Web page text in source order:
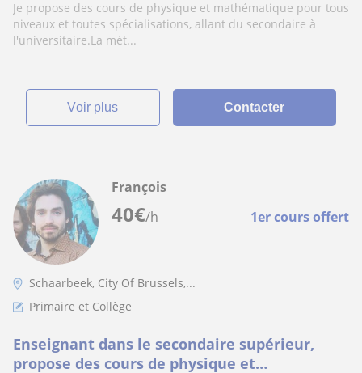
l'universitaire)
Je propose des cours de physique et mathématique pour tous
niveaux et toutes spécialisations, allant du secondaire à
l'universitaire.La mét...
voir plus Contacter
40€/h 1er cours offert
François
Schaarbeek, City Of Brussels,...
Primaire et Collège
Enseignant dans le secondaire supérieur,
propose des cours de physique et